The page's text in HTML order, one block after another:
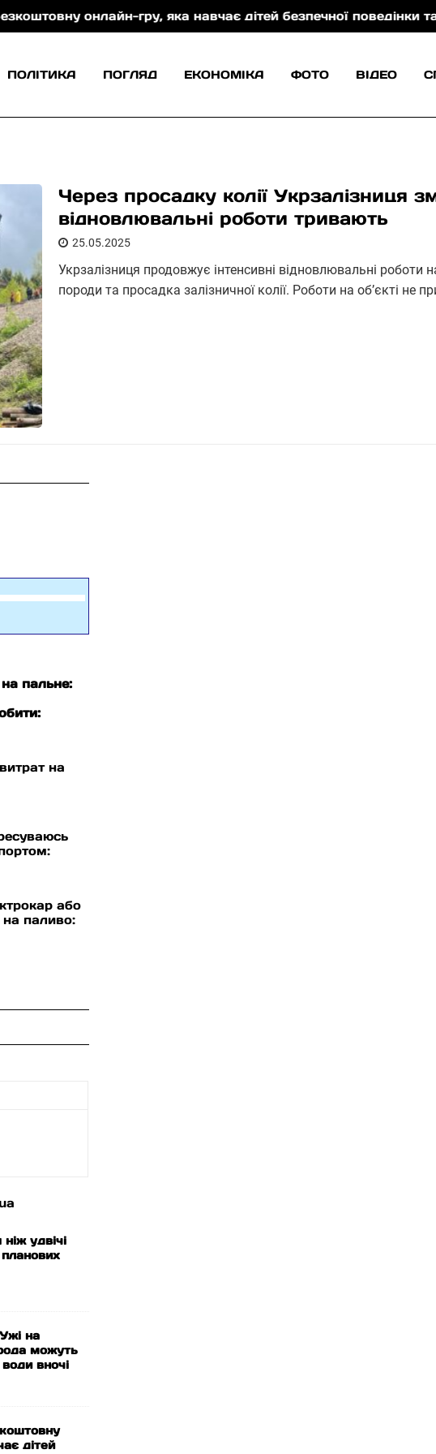
онлайн-гру, яка навчає дітей безпечної поведінки та
ПОЛІТИКА ПОГЛЯД ЕКОНОМІКА ФОТО ВІДЕО
Через просадку колії Укрзалізниця
відновлювальні роботи тривають
25.05.2025
Укрзалізниця продовжує інтенсивні відновлювальні роботи
породи та просадка залізничної колії. Роботи на об’єкті не
на пальне:
на
або
паливо:
удвічі
планових
на
можуть
вночі
дітей